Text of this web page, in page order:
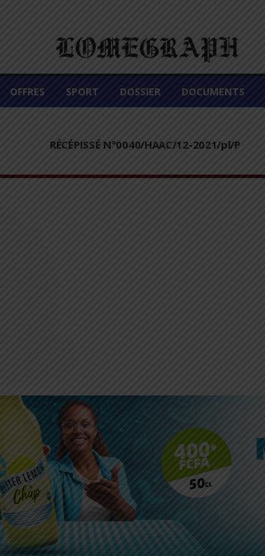
OFFRES SPORT DOSSIER DOCUMENTS
RÉCÉPISSÉ N°0040/HAAC/12-2021/pl/P